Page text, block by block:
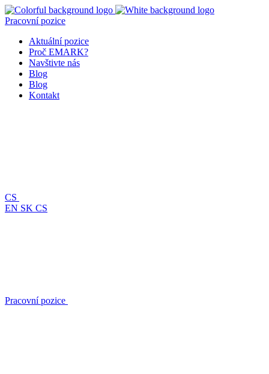
Pracovní pozice
Aktuální pozice
Proč EMARK?
Navštivte nás
Blog
Blog
Kontakt
CS
EN SK CS
Pracovní pozice